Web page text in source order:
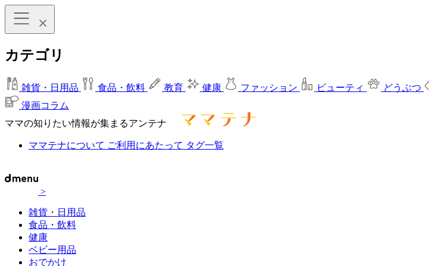
カテゴリ
雑貨・日用品 食品・飲料 教育 健康 ファッション ビューティ どうぶつ
漫画コラム
ママの知りたい情報が集まるアンテナ
ママテナについて ご利用にあたって タグ一覧
>
雑貨・日用品
食品・飲料
健康
ベビー用品
おでかけ